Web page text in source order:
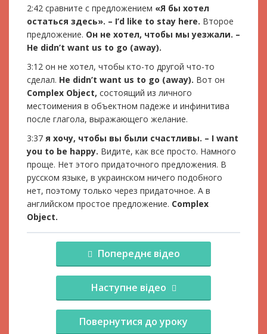
2:42 сравните с предложением «Я бы хотел
остаться здесь». – I’d like to stay here. Второе
предложение. Он не хотел, чтобы мы уезжали. –
He didn’t want us to go (away).
3:12 он не хотел, чтобы кто-то другой что-то
сделал. He didn’t want us to go (away). Вот он
Complex Object, состоящий из личного
местоимения в объектном падеже и инфинитива
после глагола, выражающего желание.
3:37 я хочу, чтобы вы были счастливы. – I want
you to be happy. Видите, как все просто. Намного
проще. Нет этого придаточного предложения. В
русском языке, в украинском ничего подобного
нет, поэтому только через придаточное. А в
английском простое предложение. Complex
Object.
Попереднє відео
Повернутися до уроку
Наступне відео